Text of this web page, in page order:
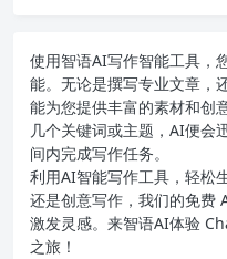
使用智语AI写作智能工具，
能。无论是撰写专业文章，
能为您提供丰富的素材和创
几个关键词或主题，AI便会
间内完成写作任务。
利用AI智能写作工具，轻松
还是创意写作，我们的免费
激发灵感。来智语AI体验
之旅！